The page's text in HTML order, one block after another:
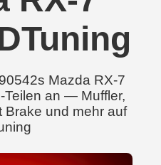
Mazda RX-7
Teilen an — Muffler,
Brake und mehr auf